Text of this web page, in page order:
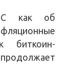
как об
биткоин-